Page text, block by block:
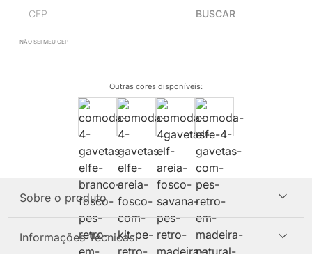
BUSCAR
NÃO SEI MEU CEP
Outras cores disponíveis:
Sobre o produto
Informações Técnicas